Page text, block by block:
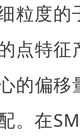
粒度
点特
的偏
。在